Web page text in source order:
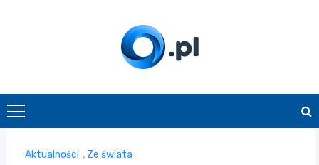
O.pl
Aktualności , Ze świata